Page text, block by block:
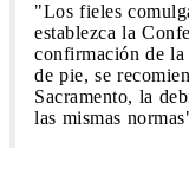
"Los fieles
establezca la
confirmación de
de pie, se
Sacramento, la
las mismas